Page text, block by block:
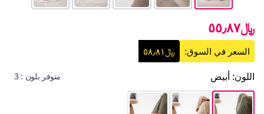
﷼٥٥٫٨٧
السعر في السوق: ﷼٥٨٫٨١
اللون: أبيض متوفر بلون : 3